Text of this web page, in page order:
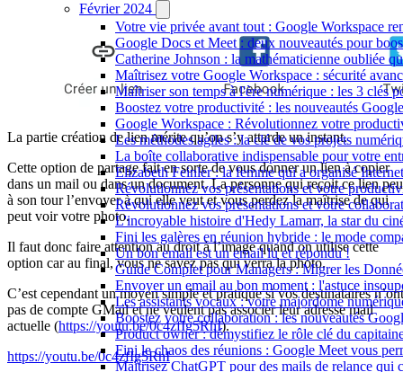
Février 2024
Votre vie privée avant tout : Google Workspace
Google Docs et Meet : deux nouveautés pour
Catherine Johnson : la mathématicienne oubliée
Maîtrisez votre Google Workspace : sécurité
Maîtriser son temps à l'ère numérique : les 3 clés
Boostez votre productivité : les nouveautés
Google Workspace : Révolutionnez votre
Les méthodes agiles : la clé de vos projets
La boîte collaborative indispensable pour votre
Elizabeth Feinler : la femme qui a organisé
Révolutionnez vos présentations et votre
Révolutionnez vos présentations et votre
L'incroyable histoire d'Hedy Lamarr, la star du
Fini les galères en réunion hybride : le mode
Un bon email est un email lu et répondu !
Guide Complet pour Managers : Migrer les
Envoyer un email au bon moment : l'astuce
Les assistants vocaux : votre majordome
Boostez votre collaboration : les nouveautés
Product owner : démystifiez le rôle clé du
Fini le chaos des réunions : Google Meet vous
Maîtrisez ChatGPT pour des mails de relance qui
La partie création de lien mérite qu’on s’y attarde un instant.
Cette option de partage fait en sorte de vous donner un lien à copier
dans un mail ou dans un document. La personne qui reçoit ce lien
à son tour l’envoyer à qui elle veut et vous perdez la maîtrise de qui
peut voir votre photo.
Il faut donc faire attention au droit à l’image quand on utilise cette
option car au final, vous ne savez pas qui verra la photo.
C’est cependant un moyen simple et pratique si vos destinataires n’ont
pas de compte GMail et ne veulent pas associer leur adresse mail
actuelle (https://youtu.be/0c4zfIg5RhI).
https://youtu.be/0c4zfIg5RhI